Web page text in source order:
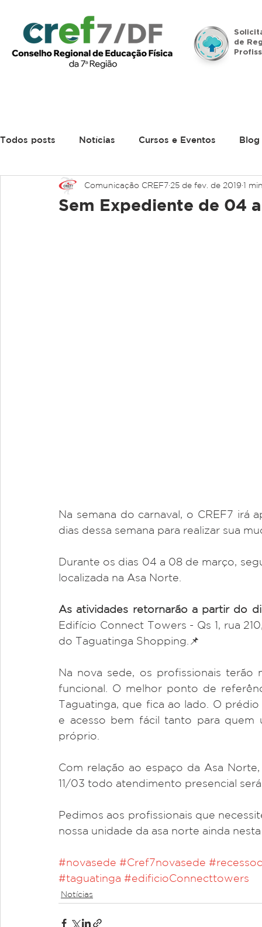
de
Todos posts Notícias Cursos e Eventos Blog
Sem Expediente de 04
Comunicação CREF7 25 de fev. de 2019 1
Na semana do carnaval, o CREF7 irá
dias dessa semana para realizar sua
Durante os dias 04 a 08 de março,
localizada na Asa Norte.
Edifício Connect Towers - Qs 1, rua
do Taguatinga Shopping.📌
Na nova sede, os profissionais
funcional. O melhor ponto de
Taguatinga, que fica ao lado. O
e acesso bem fácil tanto para quem
próprio.
Com relação ao espaço da Asa
11/03 todo atendimento presencial
Pedimos aos profissionais que
nossa unidade da asa norte ainda
#novasede #Cref7novasede
#taguatinga #edificioConnecttowers
Notícias